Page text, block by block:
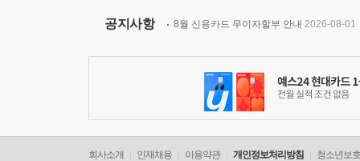
공지사항 8월 신용카드 무이자할부 안내 2026-08-01
회사소개 인재채용 이용약관 개인정보처리방침 청소년보